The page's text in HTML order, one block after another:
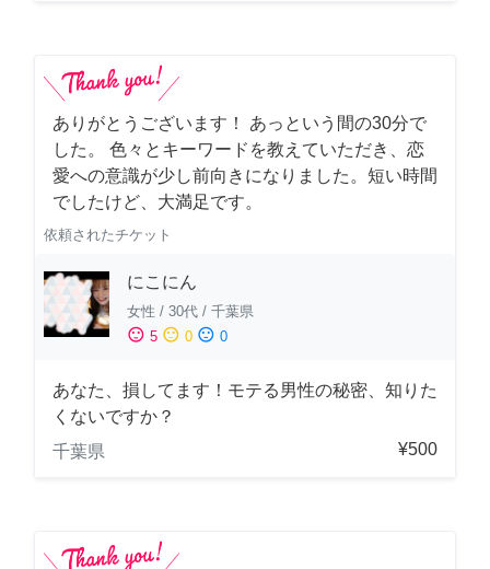
ありがとうございます！ あっという間の30分で
した。 色々とキーワードを教えていただき、恋
愛への意識が少し前向きになりました。短い時間
でしたけど、大満足です。
依頼されたチケット
にこにん
女性 / 30代 / 千葉県
sentiment_satisfied 5 sentiment_neutral 0 sentiment_dissatisfied 0
あなた、損してます！モテる男性の秘密、知りた
くないですか？
千葉県
¥500